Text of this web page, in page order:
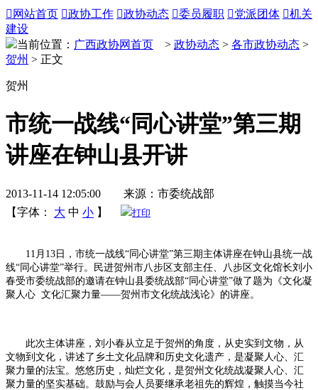
 网站首页 政协工作 政协动态 委员履职 党派团体 机关
建设
当前位置： 广西政协网首页 > 政协动态 > 各市政协动态 >
贺州 > 正文
贺州
市统一战线“同心讲堂”第三期
讲座在钟山县开讲
2013-11-14 12:05:00 来源：市委统战部
【字体：
大 中 小 】 打印
11月13日，市统一战线“同心讲堂”第三期主体讲座在钟山县统一战
线“同心讲堂”举行。民进贺州市八步区支部主任、八步区文化馆长刘小
春受市委统战部的邀请在钟山县委统战部“同心讲堂”做了题为《文化凝
聚人心 文化汇聚力量——贺州市文化统战浅论》的讲座。
此次主体讲座，刘小春从立足于贺州的角度，从史实到文物，从
文物到文化，讲述了乡土文化品牌和历史文化遗产，是凝聚人心、汇
聚力量的法宝。悠悠历史，灿烂文化，是贺州文化统战凝聚人心、汇
聚力量的坚实基础。鼓励与会人员要继承老祖先的辉煌，触摸当今社